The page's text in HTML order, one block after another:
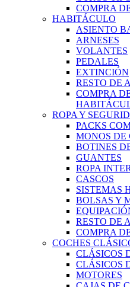
COMPRA
HABITÁCULO
ASIENTO
ARNESES
VOLANTES
PEDALES
EXTINCIÓN
RESTO DE
COMPRA
ROPA Y
PACKS
MONOS DE
BOTINES
GUANTES
ROPA
CASCOS
SISTEMAS
BOLSAS Y
RESTO DE
COMPRA
COCHES
CLÁSICOS
CLÁSICOS
MOTORES